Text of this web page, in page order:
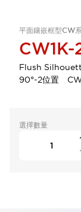
平面鑲嵌框型CW
Flush
90°-2位置
選擇數量